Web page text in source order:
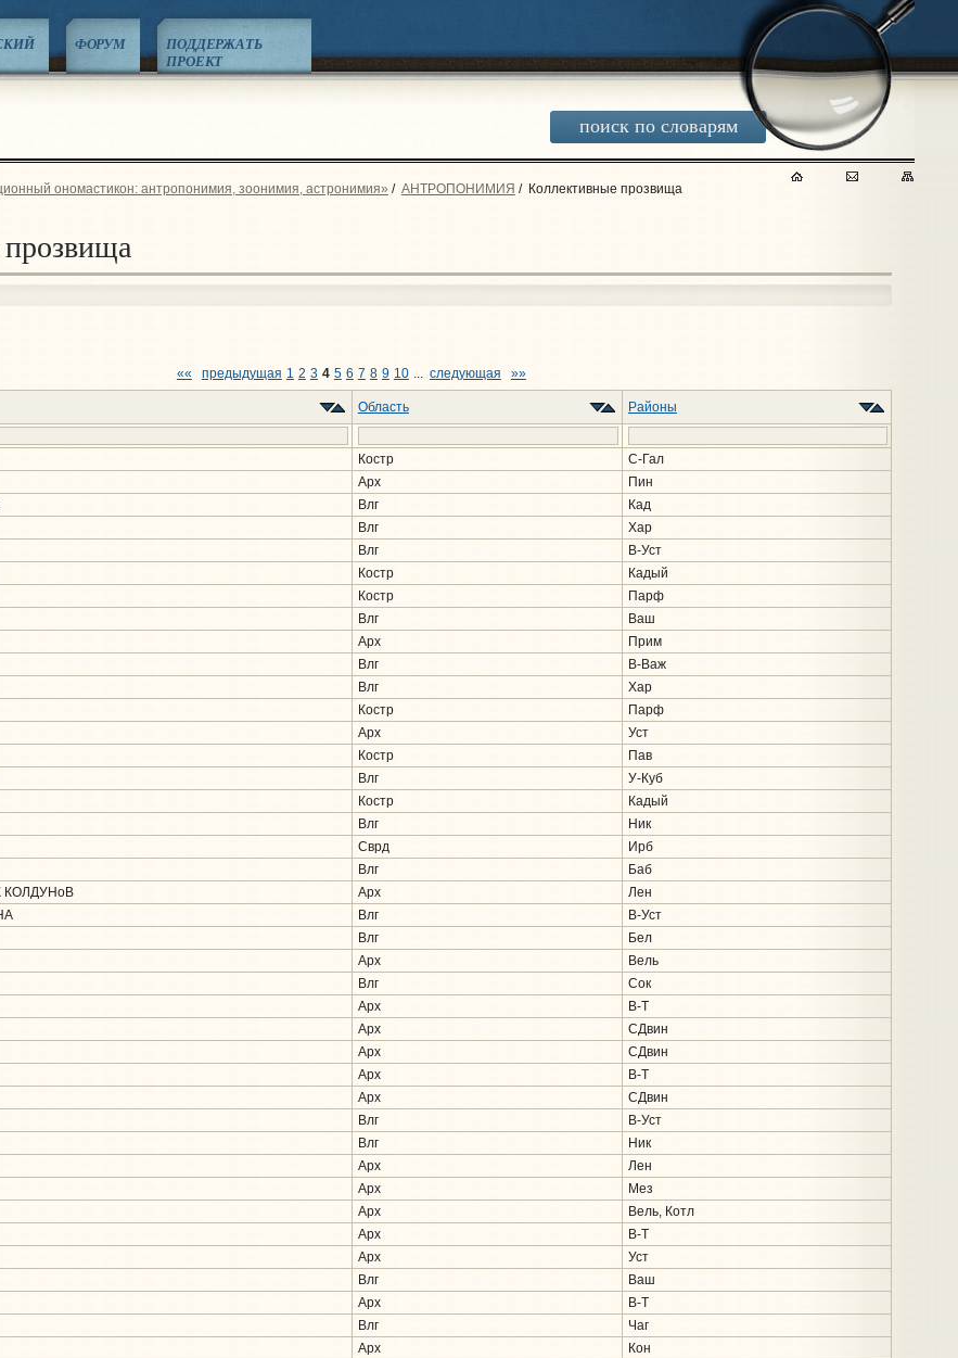
поиск по словарям
ФОРУМ
ПОДДЕРЖАТЬ
ПРОЕКТ
ономастикон: антропонимия, зоонимия, астронимия» / АНТРОПОНИМИЯ / Коллективные прозвища
«« предыдущая 1 2 3 4 5 6 7 8 9 10 ... следующая »»
Область Районы
Костр
С-Гал
Арх
Пин
Влг
Кад
Влг
Хар
Влг
В-Уст
Костр
Кадый
Костр
Парф
Влг
Ваш
Арх
Прим
Влг
В-Важ
Влг
Хар
Костр
Парф
Арх
Уст
Костр
Пав
Влг
У-Куб
Костр
Кадый
Влг
Ник
Сврд
Ирб
Влг
Баб
КОЛДУНоВ
Арх
Лен
Влг
В-Уст
Влг
Бел
Арх
Вель
Влг
Сок
Арх
В-Т
Арх
СДвин
Арх
СДвин
Арх
В-Т
Арх
СДвин
Влг
В-Уст
Влг
Ник
Арх
Лен
Арх
Мез
Арх
Вель, Котл
Арх
В-Т
Арх
Уст
Влг
Ваш
Арх
В-Т
Влг
Чаг
Арх
Кон